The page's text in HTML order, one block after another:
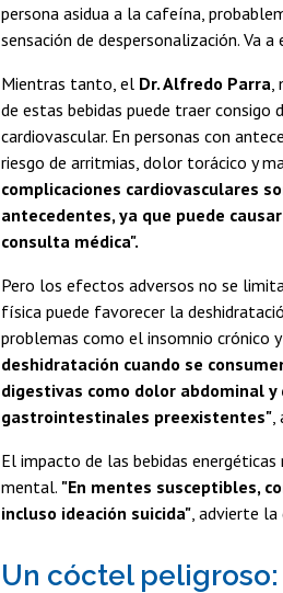
persona asidua a la cafeína,
sensación de despersonalización. Va
Mientras tanto, el Dr. Alfredo Parra
de estas bebidas puede traer consigo
cardiovascular. En personas con
riesgo de arritmias, dolor torácico y
complicaciones cardiovasculares
antecedentes, ya que puede
consulta médica".
Pero los efectos adversos no se
física puede favorecer la
problemas como el insomnio crónico
deshidratación cuando se
digestivas como dolor abdominal
gastrointestinales preexistentes"
El impacto de las bebidas
mental. "En mentes susceptibles,
incluso ideación suicida" , advierte
Un cóctel